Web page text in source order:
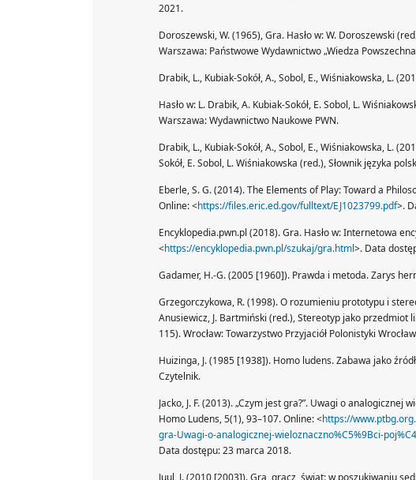
2021.
Doroszewski, W. (1965), Gra. Hasło w: W. Doroszewski
Warszawa: Państwowe Wydawnictwo „Wiedza
Drabik, L., Kubiak-Sokół, A., Sobol, E., Wiśniakowska, L.
Hasło w: L. Drabik, A. Kubiak-Sokół, E. Sobol, L.
Warszawa: Wydawnictwo Naukowe PWN.
Drabik, L., Kubiak-Sokół, A., Sobol, E., Wiśniakowska, L.
Sokół, E. Sobol, L. Wiśniakowska (red.), Słownik języka
Eberle, S. G. (2014). The Elements of Play: Toward a
Online: <https://files.eric.ed.gov/fulltext/EJ1023799.pdf>.
Encyklopedia.pwn.pl (2018). Gra. Hasło w: Internetowa
<https://encyklopedia.pwn.pl/szukaj/gra.html>. Data
Gadamer, H.-G. (2005 [1960]). Prawda i metoda. Zarys
Grzegorczykowa, R. (1998). O rozumieniu prototypu i
Anusiewicz, J. Bartmiński (red.), Stereotyp jako
115). Wrocław: Towarzystwo Przyjaciół Polonistyki
Huizinga, J. (1985 [1938]). Homo ludens. Zabawa jako
Czytelnik.
Jacko, J. F. (2013). „Czym jest gra?”. Uwagi o
Homo Ludens, 5(1), 93–107. Online: <https://
gra-Uwagi-o-analogicznej-wieloznaczno%C5%9Bci-
Data dostępu: 23 marca 2018.
Juul, J. (2010 [2003]). Gra, gracz, świat: w poszukiwaniu